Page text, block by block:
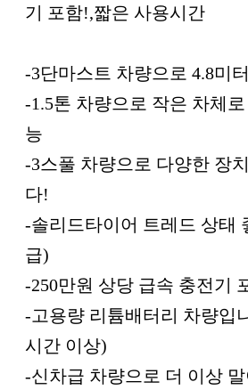
기 포함!,짧은 사용시간
-3단마스트 차량으로 4.8미
-1.5톤 차량으로 작은 차체
능
-3스풀 차량으로 다양한 장
다!
-솔리드타이어 트레드 상태
급)
-250만원 상당 급속 충전기
-고용량 리튬배터리 차량입
시간 이상)
-신차급 차량으로 더 이상